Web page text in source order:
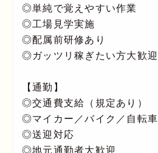
◎単純で覚えやすい作業
◎工場見学実施
◎配属前研修あり
◎ガッツリ稼ぎたい方大歓迎
【通勤】
◎交通費支給（規定あり）
◎マイカー／バイク／自転車
◎送迎対応
◎地元通勤者大歓迎